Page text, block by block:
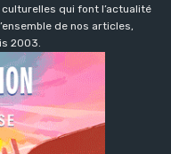
qui font l’actualité
de nos articles,
2003.